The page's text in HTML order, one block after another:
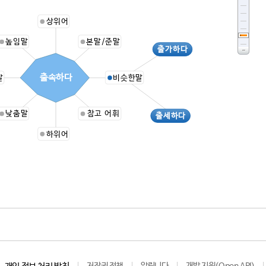
상위어
본말/준말
출가하다
출세하다
비슷한말
참고 어휘
하위어
낮춤말
높임말
출속하다